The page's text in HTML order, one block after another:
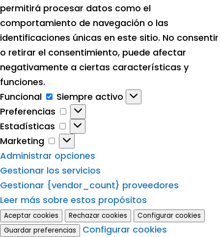
permitirá procesar datos como el
comportamiento de navegación o las
identificaciones únicas en este sitio. No consentir
o retirar el consentimiento, puede afectar
negativamente a ciertas características y
funciones.
Funcional
Funcional
Siempre activo
Preferencias
Preferencias
Estadísticas
Estadísticas
Marketing
Marketing
Administrar opciones
Gestionar los servicios
Gestionar {vendor_count} proveedores
Leer más sobre estos propósitos
Aceptar cookies Rechazar cookies
Configurar cookies
Guardar preferencias
Configurar cookies